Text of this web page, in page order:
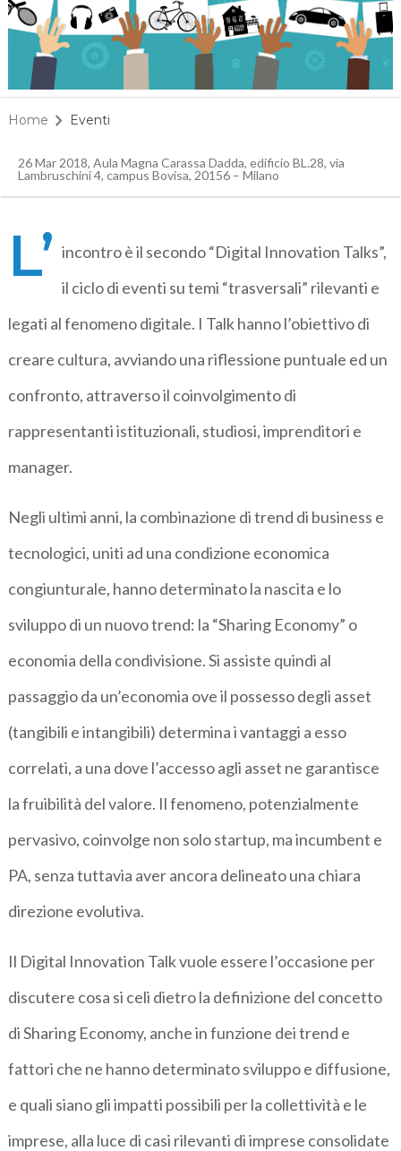
Home Eventi
26 Mar 2018, Aula Magna Carassa Dadda, edificio BL.28, via
Lambruschini 4, campus Bovisa, 20156 – Milano
L’ incontro è il secondo “Digital Innovation Talks”,
il ciclo di eventi su temi “trasversali” rilevanti e
legati al fenomeno digitale. I Talk hanno l’obiettivo di
creare cultura, avviando una riflessione puntuale ed un
confronto, attraverso il coinvolgimento di
rappresentanti istituzionali, studiosi, imprenditori e
manager.
Negli ultimi anni, la combinazione di trend di business e
tecnologici, uniti ad una condizione economica
congiunturale, hanno determinato la nascita e lo
sviluppo di un nuovo trend: la “Sharing Economy” o
economia della condivisione. Si assiste quindi al
passaggio da un’economia ove il possesso degli asset
(tangibili e intangibili) determina i vantaggi a esso
correlati, a una dove l’accesso agli asset ne garantisce
la fruibilità del valore. Il fenomeno, potenzialmente
pervasivo, coinvolge non solo startup, ma incumbent e
PA, senza tuttavia aver ancora delineato una chiara
direzione evolutiva.
Il Digital Innovation Talk vuole essere l’occasione per
discutere cosa si celi dietro la definizione del concetto
di Sharing Economy, anche in funzione dei trend e
fattori che ne hanno determinato sviluppo e diffusione,
e quali siano gli impatti possibili per la collettività e le
imprese, alla luce di casi rilevanti di imprese consolidate